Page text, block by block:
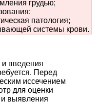
реки Карповки
д. 20; м. Петроградская
переулке
грудью;
патология;
системы крови.
введения
Перед
иссечением
для оценки
и выявления